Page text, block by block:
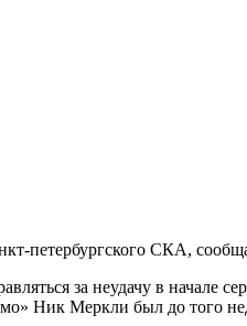
петербургского СКА,
за неудачу в начале
Ник Меркли был до того